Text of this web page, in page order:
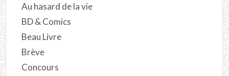
Au hasard de la vie
BD & Comics
Beau Livre
Brève
Concours